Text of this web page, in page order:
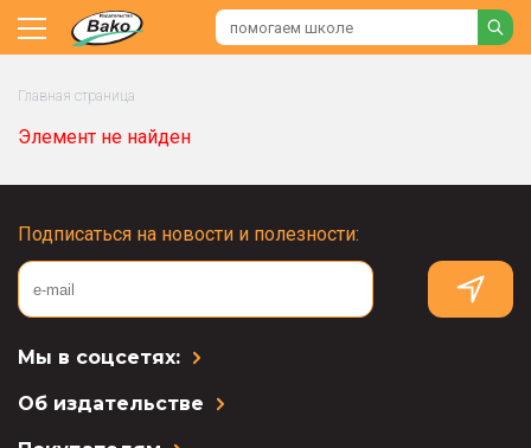
Главная страница
Элемент не найден
Подписаться на новости и полезности:
Мы в соцсетях:
Об издательстве